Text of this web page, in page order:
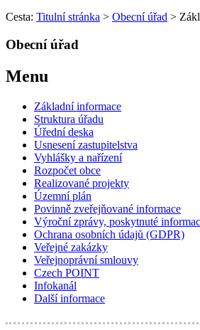
Cesta: Titulní stránka > Obecní úřad >
Obecní úřad
Menu
Základní informace
Struktura úřadu
Úřední deska
Usnesení zastupitelstva
Vyhlášky a nařízení
Rozpočet obce
Realizované projekty
Územní plán
Povinně zveřejňované informace
Výroční zprávy, poskytnuté
Ochrana osobních údajů (GDPR)
Veřejné zakázky
Veřejnoprávní smlouvy
Czech POINT
Infokanál
Další informace